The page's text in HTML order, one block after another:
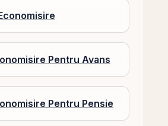
Pentru Avans
Pentru Pensie